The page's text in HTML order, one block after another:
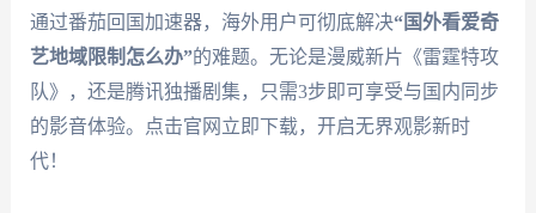
通过番茄回国加速器，海外用户可彻底解决“国外看爱奇
艺地域限制怎么办”的难题。无论是漫威新片《雷霆特攻
队》，还是腾讯独播剧集，只需3步即可享受与国内同步
的影音体验。点击官网立即下载，开启无界观影新时
代！